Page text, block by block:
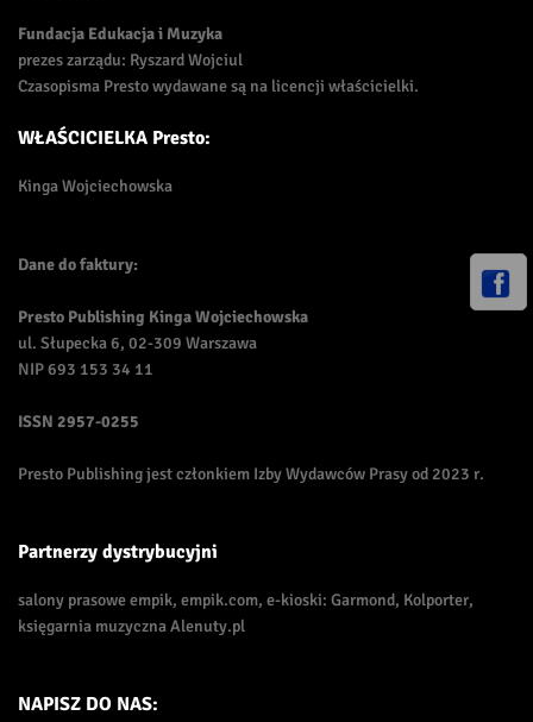
Fundacja Edukacja i Muzyka
prezes zarządu: Ryszard Wojciul
Czasopisma Presto wydawane są na licencji właścicielki.
WŁAŚCICIELKA Presto:
Kinga Wojciechowska
Dane do faktury:
Presto Publishing Kinga Wojciechowska
ul. Słupecka 6, 02-309 Warszawa
NIP 693 153 34 11
ISSN 2957-0255
Presto Publishing jest członkiem Izby Wydawców Prasy od 2023 r.
Partnerzy dystrybucyjni
salony prasowe empik, empik.com, e-kioski: Garmond, Kolporter,
księgarnia muzyczna Alenuty.pl
NAPISZ DO NAS: